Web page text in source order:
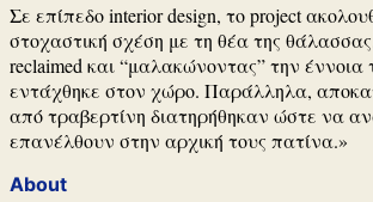
Σε επίπεδο interior design, το project
στοχαστική σχέση με τη θέα της
reclaimed και “μαλακώνοντας” την
εντάχθηκε στον χώρο. Παράλληλα,
από τραβερτίνη διατηρήθηκαν ώστε να
επανέλθουν στην αρχική τους πατίνα.»
About